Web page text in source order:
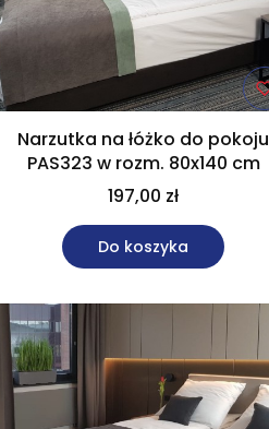
Narzutka na łóżko do pokoju
PAS323 w rozm. 80x140 cm
197,00 zł
Do koszyka